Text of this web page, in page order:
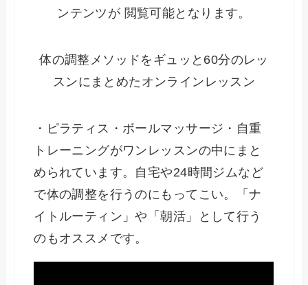
ンテンツが 閲覧可能となります。
体の調整メソッドをギュッと60分のレッ
スンにまとめたオンラインレッスン
・ピラティス・ボールマッサージ・自重
トレーニングがワンレッスンの中にまと
められています。自宅や24時間ジムなど
で体の調整を行うのにもってこい。「ナ
イトルーティン」や「朝活」として行う
のもオススメです。